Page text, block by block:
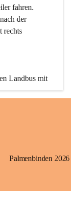
fahren.
der
rechts
Landbus mit
Die Linie
Sie bequem
zu Ihrer
nach
Palmenbinden 2026